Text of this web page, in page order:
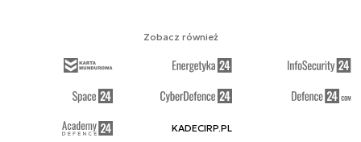
Zobacz również
KADECIRP.PL